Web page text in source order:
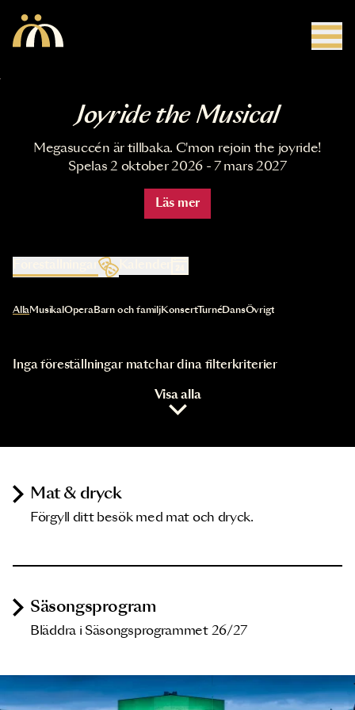
Joyride the Musical
Megasuccén är tillbaka. C'mon rejoin the joyride!
Spelas 2 oktober 2026 - 7 mars 2027
Läs mer
Kalender
Val av kategori uppdaterar innehållet automatiskt
AllaMusikal OperaBarn och familjKonsertTurnéDansÖvrigt
Inga föreställningar matchar dina filterkriterier
Visa alla
Mat & dryck
Förgyll ditt besök med mat och dryck.
Säsongsprogram
Bläddra i Säsongsprogrammet 26/27